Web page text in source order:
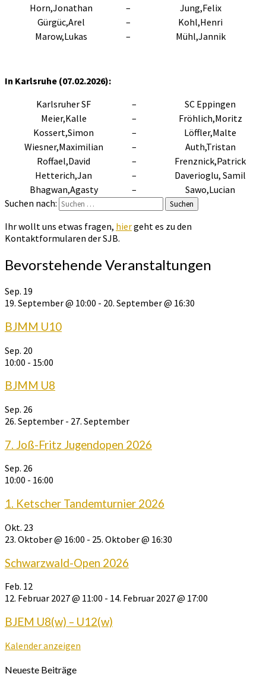
Horn,Jonathan –
Jung,Felix
Gürgüc,Arel
–
Kohl,Henri
Marow,Lukas
– Mühl,Jannik
In Karlsruhe (07.02.2026):
Karlsruher SF
–
SC Eppingen
Meier,Kalle
–
Fröhlich,Moritz
Kossert,Simon
–
Löffler,Malte
Wiesner,Maximilian
–
Auth,Tristan
Roffael,David
–
Frenznick,Patrick
Hetterich,Jan
–
Daverioglu, Samil
Bhagwan,Agasty
–
Sawo,Lucian
Suchen nach:
Suchen
Ihr wollt uns etwas fragen, hiergeht es zu den
Kontaktformularen der SJB.
Bevorstehende Veranstaltungen
Sep. 19
19. September @ 10:00 - 20. September @ 16:30
BJMM U10
Sep. 20
10:00 - 15:00
BJMM U8
Sep. 26
26. September - 27. September
7. Joß-Fritz Jugendopen 2026
Sep. 26
10:00 - 16:00
1. Ketscher Tandemturnier 2026
Okt. 23
23. Oktober @ 16:00 - 25. Oktober @ 16:30
Schwarzwald-Open 2026
Feb. 12
12. Februar 2027 @ 11:00 - 14. Februar 2027 @ 17:00
BJEM U8(w) – U12(w)
Kalender anzeigen
Neueste Beiträge